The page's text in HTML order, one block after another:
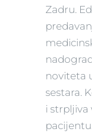
Zadru.
noviteta
sestara.
i strpljiva